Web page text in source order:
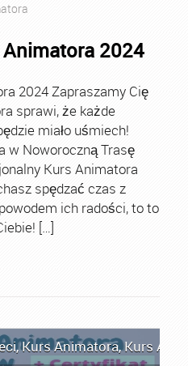
2024
2024 Zapraszamy Cię
sprawi, że każde
miało uśmiech!
w Noworoczną Trasę
Kurs Animatora
spędzać czas z
ich radości, to to
[…]
,Kurs Animatora,Kurs